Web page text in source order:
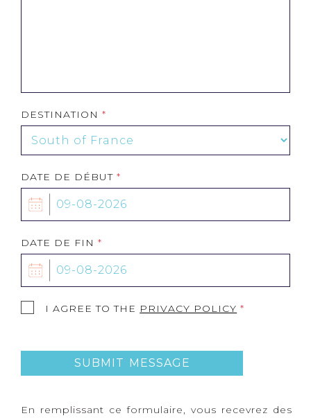
DESTINATION
DATE DE DÉBUT
DATE DE FIN
I AGREE TO THE PRIVACY POLICY *
SUBMIT MESSAGE
En remplissant ce formulaire, vous recevrez des